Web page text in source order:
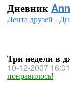
Дневник
Лента друзей -
Три недели в
10-12-2007 16:01
понравилось!